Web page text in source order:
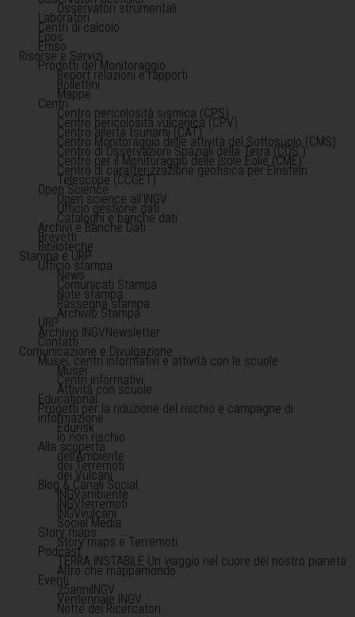
Osservatori strumentali
Laboratori
Centri di calcolo
Epos
Emso
Risorse e Servizi
Prodotti del Monitoraggio
Report relazioni e rapporti
Bollettini
Mappe
Centri
Centro pericolosità sismica (CPS)
Centro pericolosità vulcanica (CPV)
Centro allerta tsunami (CAT)
Centro Monitoraggio delle attività del Sottosuolo (CMS)
Centro di Osservazioni Spaziali della Terra (COS )
Centro per il Monitoraggio delle Isole Eolie (CME)
Centro di caratterizzazione geofisica per Einstein
Telescope (CCGET)
Open Science
Open science all'INGV
Ufficio gestione dati
Cataloghi e banche dati
Archivi e Banche Dati
Brevetti
Biblioteche
Stampa e URP
Ufficio stampa
News
Comunicati Stampa
Note stampa
Rassegna stampa
Archivio Stampa
URP
Archivio INGVNewsletter
Contatti
Comunicazione e Divulgazione
Musei, centri informativi e attività con le scuole
Musei
Centri informativi
Attività con scuole
Educational
Progetti per la riduzione del rischio e campagne di
informazione
Edurisk
Io non rischio
Alla scoperta
dell'Ambiente
dei Terremoti
dei Vulcani
Blog & Canali Social
INGVambiente
INGVterremoti
INGVvulcani
Social Media
Story maps
Story maps e Terremoti
Podcast
TERRA INSTABILE Un viaggio nel cuore del nostro pianeta
Altro che mappamondo
Eventi
25anniINGV
Ventennale INGV
Notte dei Ricercatori